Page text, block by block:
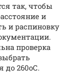
так, чтобы
и
и распиновку
проверка
до 260оС.